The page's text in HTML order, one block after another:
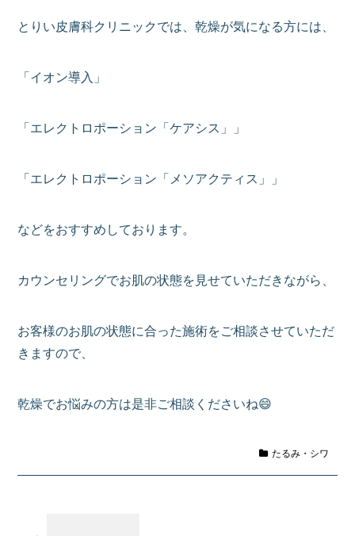
とりい皮膚科クリニックでは、乾燥が気になる方には、
「イオン導入」
「エレクトロポーション「ケアシス」」
「エレクトロポーション「メソアクティス」」
などをおすすめしております。
カウンセリングでお肌の状態を見せていただきながら、
お客様のお肌の状態に合った施術をご相談させていただ
きますので、
乾燥でお悩みの方は是非ご相談くださいね😄
たるみ・シワ